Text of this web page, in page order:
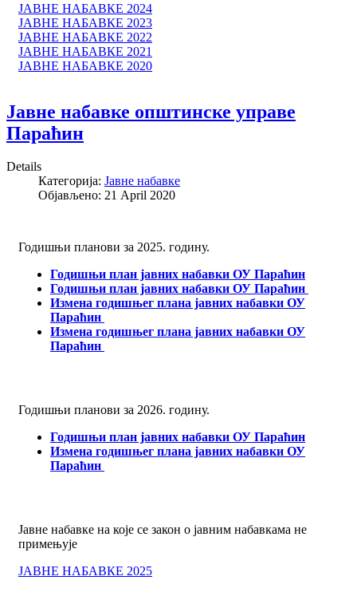
ЈАВНЕ НАБАВКЕ 2024
ЈАВНЕ НАБАВКЕ 2023
ЈАВНЕ НАБАВКЕ 2022
ЈАВНЕ НАБАВКЕ 2021
ЈАВНЕ НАБАВКЕ 2020
Јавне набавке општинске управе
Параћин
Details
Категорија: Јавне набавке
Објављено: 21 April 2020
Годишњи планови за 2025. годину.
Годишњи план јавних набавки ОУ Параћин
Годишњи план јавних набавки ОУ Параћин
Измена годишњег плана јавних набавки ОУ
Параћин
Измена годишњег плана јавних набавки ОУ
Параћин
Годишњи планови за 2026. годину.
Годишњи план јавних набавки ОУ Параћин
Измена годишњег плана јавних набавки ОУ
Параћин
Јавне набавке на које се закон о јавним набавкама не
примењује
ЈАВНЕ НАБАВКЕ 2025